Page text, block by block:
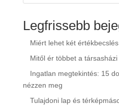
Legfrissebb
Miért lehet két
Mitől ér többet a
Ingatlan megtekintés: 15
nézzen meg
Tulajdoni lap és